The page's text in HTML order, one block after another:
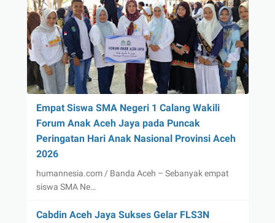
Empat Siswa SMA Negeri 1 Calang Wakili
Forum Anak Aceh Jaya pada Puncak
Peringatan Hari Anak Nasional Provinsi Aceh
2026
humannesia.com / Banda Aceh – Sebanyak empat
siswa SMA Ne…
Cabdin Aceh Jaya Sukses Gelar FLS3N